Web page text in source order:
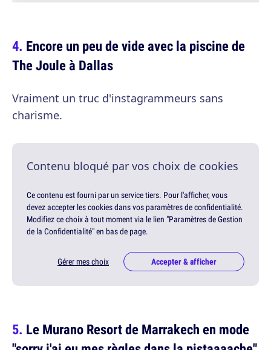
Encore un peu de vide avec la piscine de
The Joule à Dallas
Vraiment un truc d'instagrammeurs sans
charisme.
Contenu bloqué par vos choix de cookies
Ce contenu est fourni par un service tiers. Pour l'afficher, vous
devez accepter les cookies dans vos paramètres de confidentialité.
Modifiez ce choix à tout moment via le lien "Paramètres de Gestion
de la Confidentialité" en bas de page.
Gérer mes choix Accepter & afficher
Le Murano Resort de Marrakech en mode